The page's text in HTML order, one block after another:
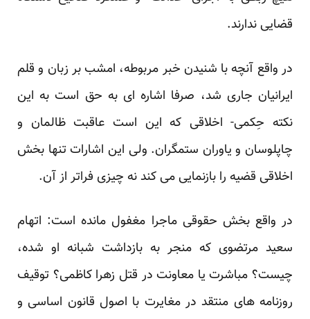
قضایی ندارند.
در واقع آنچه با شنیدن خبر مربوطه، امشب بر زبان و قلم
ایرانیان جاری شد، صرفا اشاره ای به حق است به این
نکته حِکمی- اخلاقی که این است عاقبت ظالمان و
چاپلوسان و یاوران ستمگران. ولی این اشارات تنها بخش
اخلاقی قضیه را بازنمایی می کند نه چیزی فراتر از آن.
در واقع بخش حقوقی ماجرا مغفول مانده است: اتهام
سعید مرتضوی که منجر به بازداشت شبانه او شده،
چیست؟ مباشرت یا معاونت در قتل زهرا کاظمی؟ توقیف
روزنامه های منتقد در مغایرت با اصول قانون اساسی و